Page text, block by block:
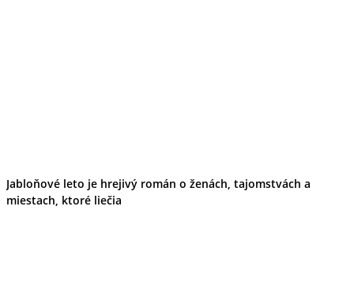
Jabloňové leto je hrejivý román o ženách, tajomstvách a
miestach, ktoré liečia